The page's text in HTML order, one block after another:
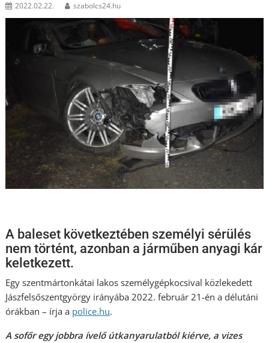
2022.02.22. szabolcs24.hu
A baleset következtében személyi sérülés
nem történt, azonban a járműben anyagi kár
keletkezett.
Egy szentmártonkátai lakos személygépkocsival közlekedett
Jászfelsőszentgyörgy irányába 2022. február 21-én a délutáni
órákban – írja a police.hu.
A sofőr egy jobbra ívelő útkanyarulatból kiérve, a vizes